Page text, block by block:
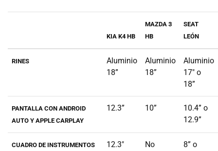
KIA K4 HB
MAZDA 3
HB
SEAT
LEÓN
RINES
Aluminio
18”
Aluminio
18”
Aluminio
17" o
18”
PANTALLA CON ANDROID
AUTO Y APPLE CARPLAY
12.3” 10”
10.4” o
12.9”
CUADRO DE INSTRUMENTOS
12.3" No
8” o